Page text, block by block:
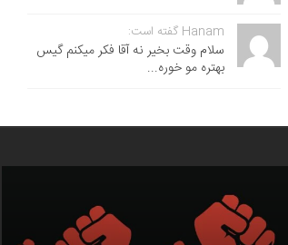
Hanam گفته است:
سلام وقت بخیر نه آقا فکر میکنم گیس
بهتره مو خوره...